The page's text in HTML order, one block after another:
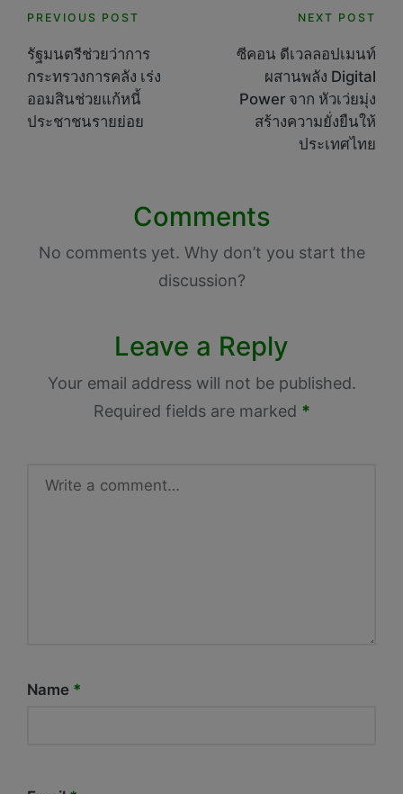
Post
navigation
PREVIOUS POST
รัฐมนตรีช่วยว่าการ
กระทรวงการคลัง เร่ง
ออมสินช่วยแก้หนี้
ประชาชนรายย่อย
NEXT POST
ซีคอน ดีเวลลอปเมนท์
ผสานพลัง Digital
Power จาก หัวเว่ยมุ่ง
สร้างความยั่งยืนให้
ประเทศไทย
Comments
No comments yet. Why don’t you start the
discussion?
Leave a Reply
Your email address will not be published.
Required fields are marked *
Name *